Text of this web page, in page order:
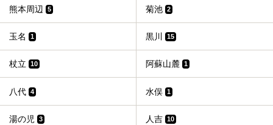
熊本周辺 5 菊池 2
玉名 1 黒川 15
杖立 10 阿蘇山麓 1
八代 4 水俣 1
湯の児 3 人吉 10